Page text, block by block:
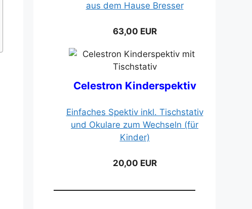
aus dem Hause Bresser
63,00 EUR
Celestron Kinderspektiv
Einfaches Spektiv inkl. Tischstativ
und Okulare zum Wechseln (für
Kinder)
20,00 EUR